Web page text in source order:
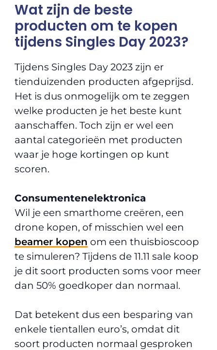
Wat zijn de beste
producten om te kopen
tijdens Singles Day 2023?
Tijdens Singles Day 2023 zijn er
tienduizenden producten afgeprijsd.
Het is dus onmogelijk om te zeggen
welke producten je het beste kunt
aanschaffen. Toch zijn er wel een
aantal categorieën met producten
waar je hoge kortingen op kunt
scoren.
Consumentenelektronica
Wil je een smarthome creëren, een
drone kopen, of misschien wel een
beamer kopen om een thuisbioscoop
te simuleren? Tijdens de 11.11 sale koop
je dit soort producten soms voor meer
dan 50% goedkoper dan normaal.
Dat betekent dus een besparing van
enkele tientallen euro’s, omdat dit
soort producten normaal gesproken